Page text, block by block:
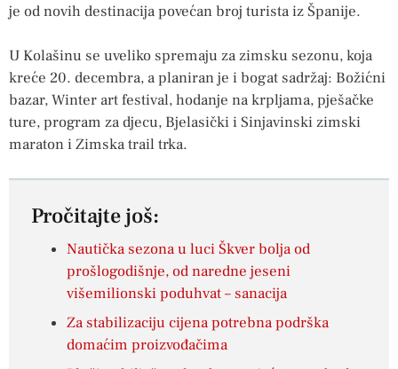
je od novih destinacija povećan broj turista iz Španije.
U Kolašinu se uveliko spremaju za zimsku sezonu, koja
kreće 20. decembra, a planiran je i bogat sadržaj: Božićni
bazar, Winter art festival, hodanje na krpljama, pješačke
ture, program za djecu, Bjelasički i Sinjavinski zimski
maraton i Zimska trail trka.
Pročitajte još:
Nautička sezona u luci Škver bolja od
prošlogodišnje, od naredne jeseni
višemilionski poduhvat – sanacija
Za stabilizaciju cijena potrebna podrška
domaćim proizvođačima